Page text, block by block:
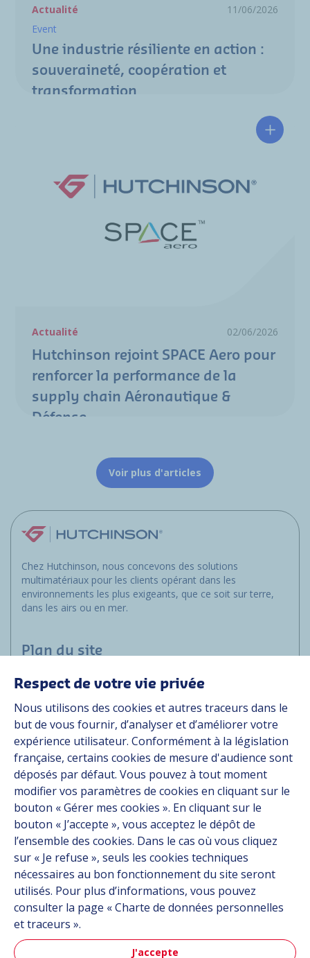
Actualité
11/06/2026
Event
Une industrie résiliente en action :
souveraineté, coopération et
transformation
Actualité 02/06/2026
Hutchinson rejoint SPACE Aero pour
renforcer la performance de la
supply chain Aéronautique &
Défense
Voir plus d'articles
Chez Hutchinson, nous concevons des solutions
multimatériaux pour les clients opérant dans les
environnements les plus exigeants, que ce soit sur terre,
dans les airs ou en mer.
Plan du site
Marchés
Solutions
Ressources
À propos
Carrière
Contact
Suivez-nous
Linkedin
Instagram
Respect de votre vie privée
Nous utilisons des cookies et autres traceurs dans le
but de vous fournir, d’analyser et d’améliorer votre
expérience utilisateur. Conformément à la législation
française, certains cookies de mesure d'audience sont
déposés par défaut. Vous pouvez à tout moment
modifier vos paramètres de cookies en cliquant sur le
bouton « Gérer mes cookies ». En cliquant sur le
bouton « J’accepte », vous acceptez le dépôt de
l’ensemble des cookies. Dans le cas où vous cliquez
sur « Je refuse », seuls les cookies techniques
nécessaires au bon fonctionnement du site seront
utilisés. Pour plus d’informations, vous pouvez
consulter la page « Charte de données personnelles
et traceurs ».
J'accepte